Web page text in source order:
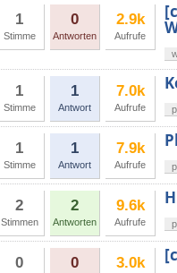
1
Stimme
0
Antworten
2.9k
Aufrufe
1
Stimme
1
Antwort
7.0k
Aufrufe
1
Stimme
1
Antwort
7.9k
Aufrufe
2
Stimmen
2
Antworten
9.6k
Aufrufe
0 0 3.0k